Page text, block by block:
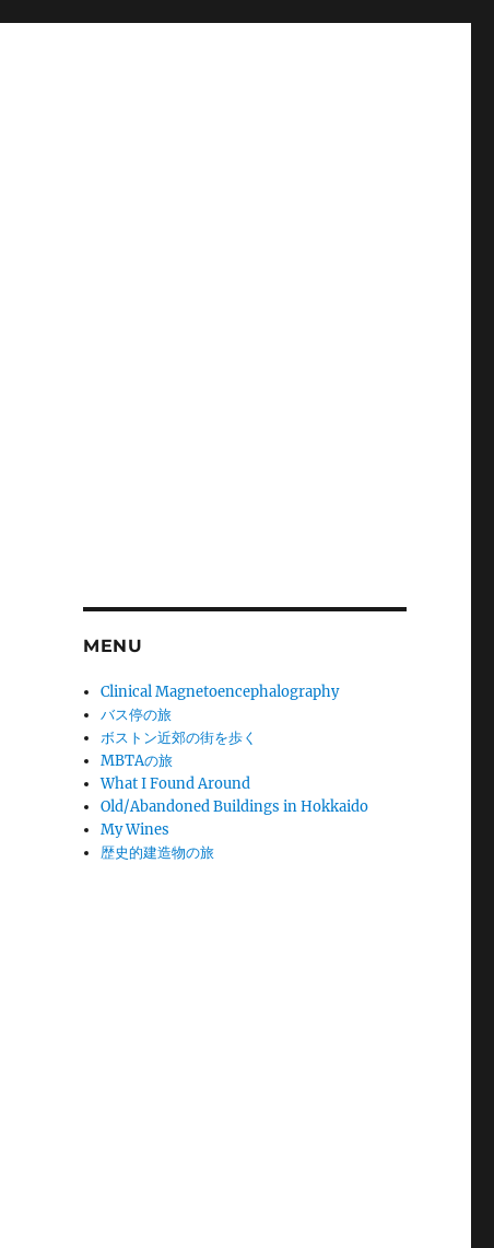
MENU
Clinical Magnetoencephalography
バス停の旅
ボストン近郊の街を歩く
MBTAの旅
What I Found Around
Old/Abandoned Buildings in Hokkaido
My Wines
歴史的建造物の旅